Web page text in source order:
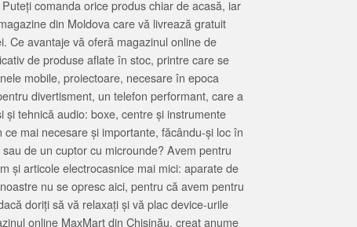
comanda orice produs chiar de acasă, iar
din Moldova care vă livrează gratuit
Ce avantaje vă oferă magazinul online de
de produse aflate în stoc, printre care se
mobile, proiectoare, necesare în epoca
divertisment, un telefon performant, care a
tehnică audio: boxe, centre și instrumente
mai necesare și importante, făcându-și loc în
de un cuptor cu microunde? Avem pentru
și articole electrocasnice mai mici: aparate de
nu se opresc aici, pentru că avem pentru
doriți să vă relaxați și vă plac device-urile
online MaxMart din Chișinău, creat anume